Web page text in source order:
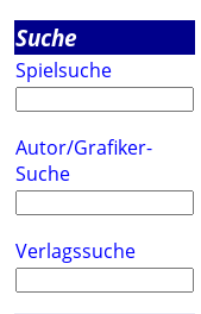
Suche
Spielsuche
Autor/Grafiker-
Suche
Verlagssuche